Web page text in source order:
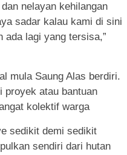
nelayan kehilangan
sadar kalau kami di sini
lagi yang tersisa,”
mula Saung Alas berdiri.
proyek atau bantuan
kolektif warga
sedikit demi sedikit
sendiri dari hutan